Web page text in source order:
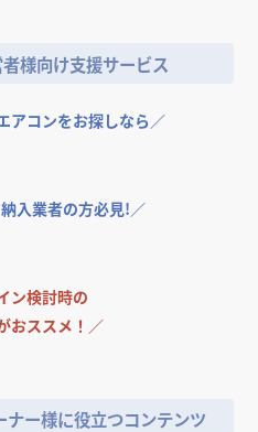
様向け支援サービス
アコンをお探しなら／